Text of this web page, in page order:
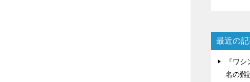
最近の
『ワ
名の難